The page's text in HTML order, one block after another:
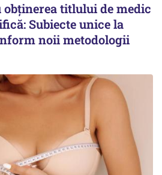
titlului de medic
Subiecte unice la
noii metodologii